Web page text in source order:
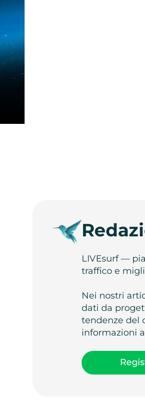
LIVEsurf —
traffico e
Nei nostri
dati da
tendenze del
informazioni